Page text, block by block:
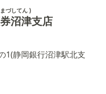
づしてん )
沼津支店
1(静岡銀行沼津駅北支